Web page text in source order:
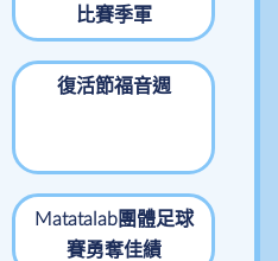
比賽季軍
復活節福音週
Matatalab團體足球
賽勇奪佳績